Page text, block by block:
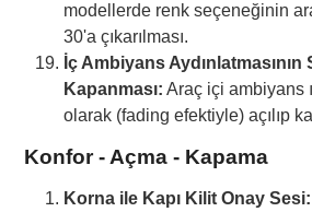
modellerde renk seçeneğinin
30'a çıkarılması.
İç Ambiyans Aydınlatmasının
Kapanması: Araç içi ambiyans
olarak (fading efektiyle) açılıp
Konfor - Açma - Kapama
Korna ile Kapı Kilit Onay Sesi: